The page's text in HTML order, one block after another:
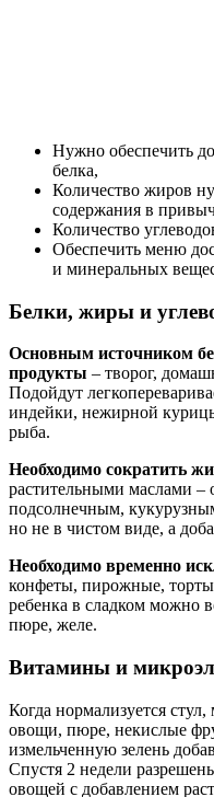
Нужно обеспечить
белка,
Количество жиров
содержания в
Количество
Обеспечить меню
и минеральных
Белки, жиры и
Основным источником
продукты – творог,
Подойдут
индейки, нежирной
рыба.
Необходимо сократить
растительными маслами
подсолнечным,
но не в чистом виде, а
Необходимо временно
конфеты, пирожные,
ребенка в сладком можно
пюре, желе.
Витамины и
Когда нормализуется
овощи, пюре, некислые
измельченную зелень
Спустя 2 недели
овощей с добавлением